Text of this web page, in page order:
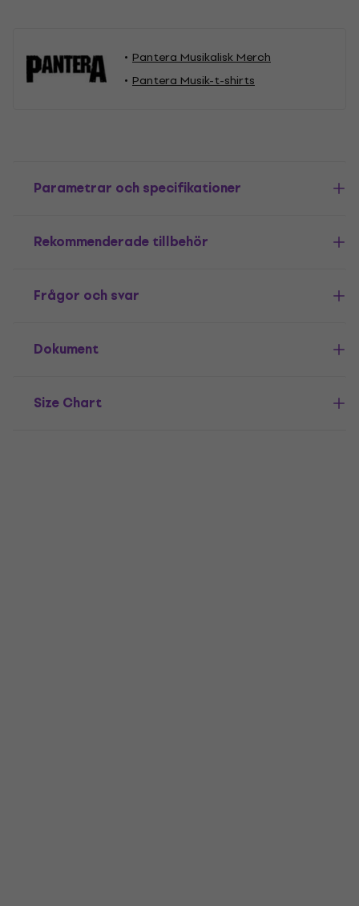
Pantera Musikalisk Merch
Pantera Musik-t-shirts
Parametrar och specifikationer
Rekommenderade tillbehör
Frågor och svar
Dokument
Size Chart